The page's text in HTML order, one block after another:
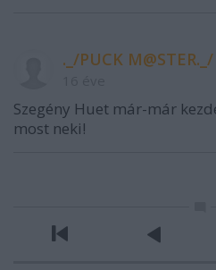
._/PUCK M@STER._/
Szegény Huet már-már
most neki!